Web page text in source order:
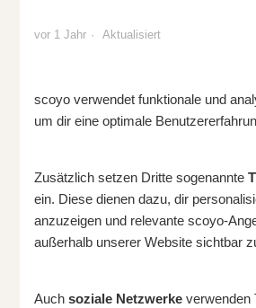
vor 1 Jahr Aktualisiert
scoyo verwendet funktionale und
um dir eine optimale
Zusätzlich setzen Dritte sogenannte
ein. Diese dienen dazu, dir
anzuzeigen und relevante scoyo-
außerhalb unserer Website sichtbar
Auchsoziale Netzwerke verwenden